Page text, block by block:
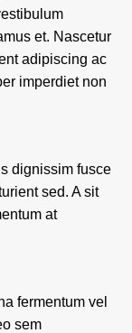
et. Nascetur
adipiscing ac
imperdiet non
dignissim fusce
sed. A sit
at
fermentum vel
sem